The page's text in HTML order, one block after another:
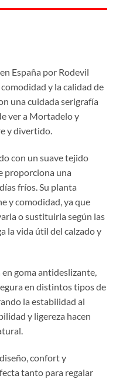
España por Rodevil
y la calidad de
una cuidada serigrafía
ver a Mortadelo y
y divertido.
con un suave tejido
proporciona una
fríos. Su planta
y comodidad, ya que
o sustituirla según las
la vida útil del calzado y
en goma antideslizante,
en distintos tipos de
la estabilidad al
y ligereza hacen
confort y
tanto para regalar